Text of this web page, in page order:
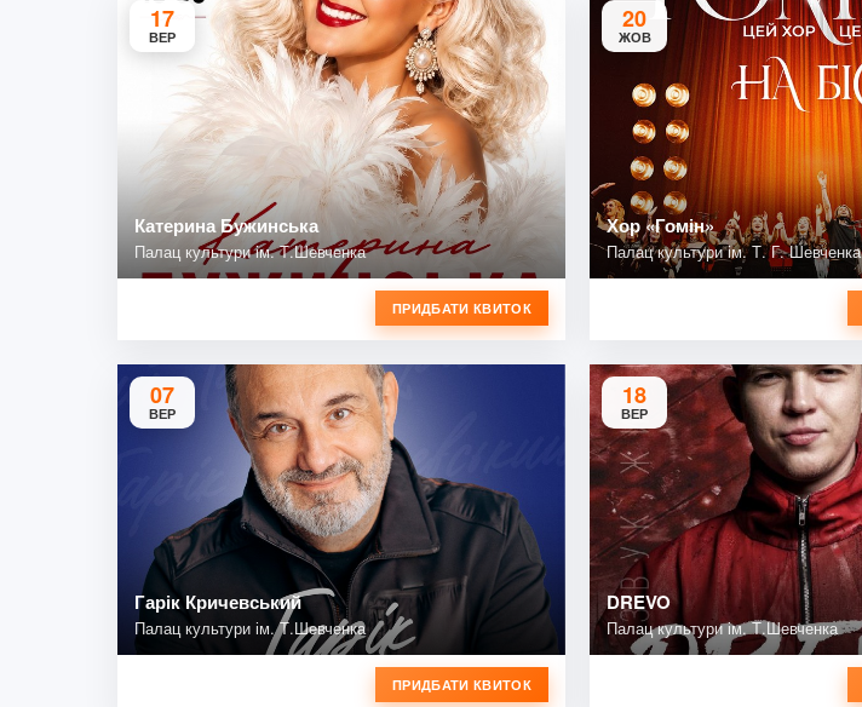
17
ВЕР
Катерина Бужинська
Палац культури ім. Т.Шевченка
ПРИДБАТИ КВИТОК
20
ЖОВ
Хор «Гомін»
Палац культури ім. Т. Г. Шевченка
07
ВЕР
Гарік Кричевський
Палац культури ім. Т.Шевченка
ПРИДБАТИ КВИТОК
18
ВЕР
DREVO
Палац культури ім. Т.Шевченка